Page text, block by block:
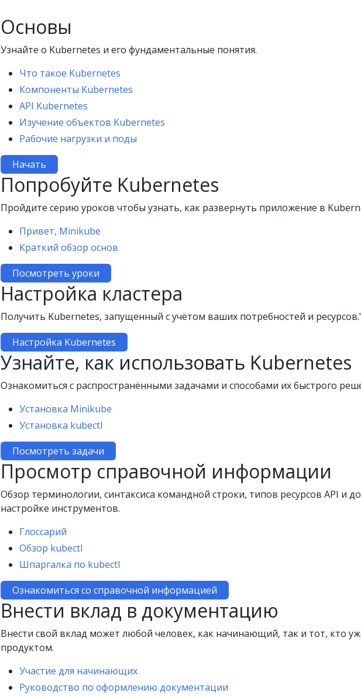
Основы
Узнайте о Kubernetes и его фундаментальные понятия.
Что такое Kubernetes
Компоненты Kubernetes
API Kubernetes
Изучение объектов Kubernetes
Рабочие нагрузки и поды
Начать
Попробуйте Kubernetes
Пройдите серию уроков чтобы узнать, как развернуть приложение в
Привет, Minikube
Краткий обзор основ
Посмотреть уроки
Настройка кластера
Получить Kubernetes, запущенный с учётом ваших потребностей и
Настройка Kubernetes
Узнайте, как использовать Kubernetes
Ознакомиться с распространёнными задачами и способами их быстрого
Установка Minikube
Установка kubectl
Посмотреть задачи
Просмотр справочной информации
Обзор терминологии, синтаксиса командной строки, типов ресурсов API и
настройке инструментов.
Глоссарий
Обзор kubectl
Шпаргалка по kubectl
Ознакомиться со справочной информацией
Внести вклад в документацию
Внести свой вклад может любой человек, как начинающий, так и тот, кто
продуктом.
Участие для начинающих
Руководство по оформлению документации